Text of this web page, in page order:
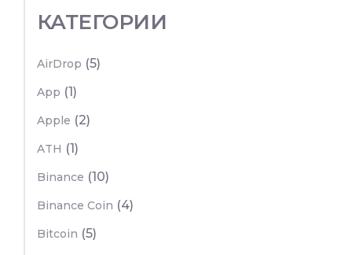
КАТЕГОРИИ
AirDrop (5)
App (1)
Apple (2)
ATH (1)
Binance (10)
Binance Coin (4)
Bitcoin (5)